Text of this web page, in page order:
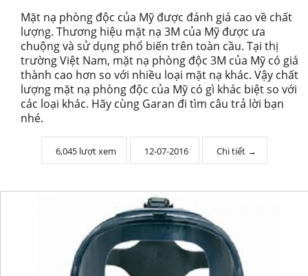
Mặt nạ phòng độc của Mỹ được đánh giá cao về chất
lượng. Thương hiệu mặt nạ 3M của Mỹ được ưa
chuộng và sử dụng phổ biến trên toàn cầu. Tại thị
trường Việt Nam, mặt nạ phòng độc 3M của Mỹ có giá
thành cao hơn so với nhiều loại mặt nạ khác. Vậy chất
lượng mặt nạ phòng độc của Mỹ có gì khác biệt so với
các loại khác. Hãy cùng Garan đi tìm câu trả lời bạn
nhé.
6,045 lượt xem 12-07-2016 Chi tiết →